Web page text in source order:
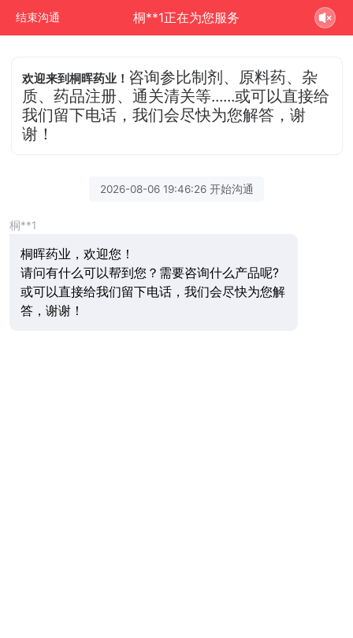
结束沟通 桐**1正在为您服务
欢迎来到桐晖药业！ 咨询参比制剂、原料药、杂
质、药品注册、通关清关等......或可以直接给
我们留下电话，我们会尽快为您解答，谢
谢！
2026-08-06 19:46:26 开始沟通
桐**1
桐晖药业，欢迎您！
请问有什么可以帮到您？需要咨询什么产品呢?
或可以直接给我们留下电话，我们会尽快为您解
答，谢谢！